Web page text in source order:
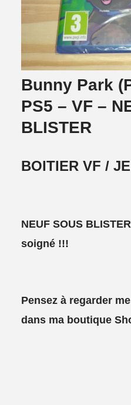
Bunny Park
PS5 – VF –
BLISTER
BOITIER VF /
NEUF SOUS
soigné !!!
Pensez à regarder
dans ma boutique